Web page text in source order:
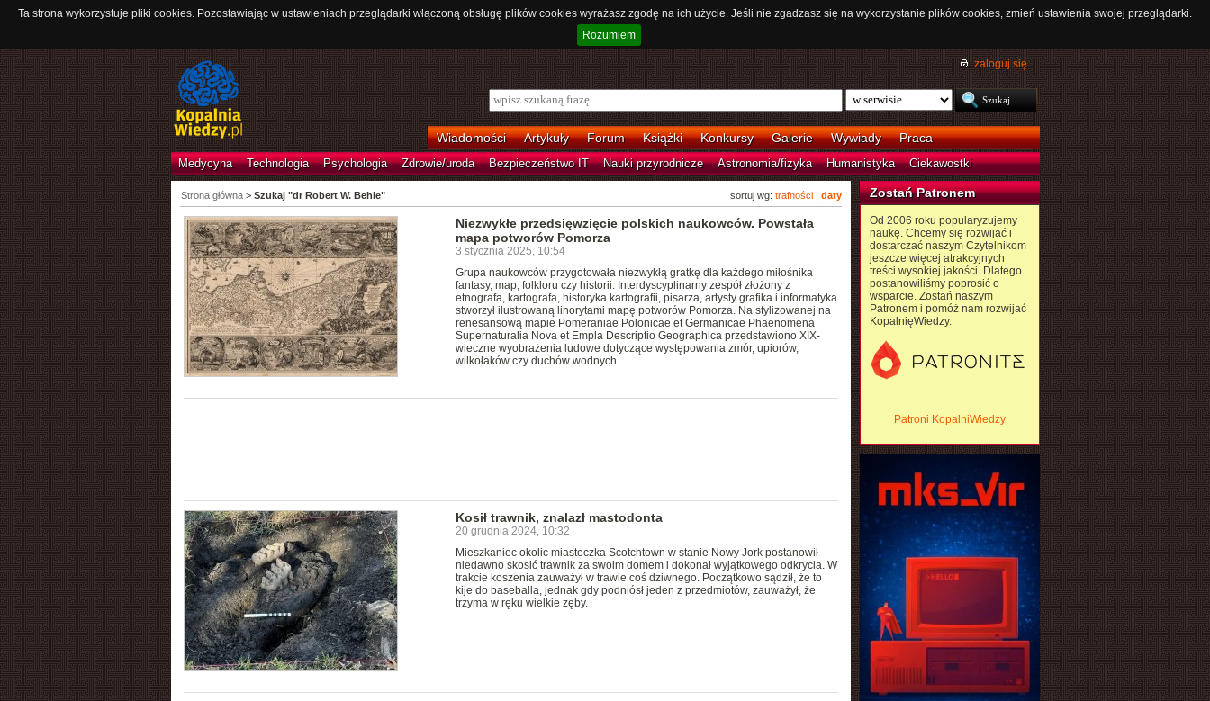
Ta strona wykorzystuje pliki cookies. Pozostawiając w ustawieniach przeglądarki włączoną obsługę plików cookies wyrażasz zgodę na ich użycie. Jeśli nie zgadzasz się na wykorzystanie plików cookies, zmień ustawienia swojej przeglądarki.
Rozumiem
zaloguj się
Wiadomości Artykuły Forum Książki Konkursy Galerie Wywiady Praca
Medycyna Technologia Psychologia Zdrowie/uroda Bezpieczeństwo IT Nauki przyrodnicze Astronomia/fizyka Humanistyka Ciekawostki
sortuj wg: trafności| daty
Strona główna> Szukaj "dr Robert W. Behle"
Niezwykłe przedsięwzięcie polskich naukowców. Powstała
mapa potworów Pomorza
3 stycznia 2025, 10:54
Grupa naukowców przygotowała niezwykłą gratkę dla każdego miłośnika
fantasy, map, folkloru czy historii. Interdyscyplinarny zespół złożony z
etnografa, kartografa, historyka kartografii, pisarza, artysty grafika i informatyka
stworzył ilustrowaną linorytami mapę potworów Pomorza. Na stylizowanej na
renesansową mapie Pomeraniae Polonicae et Germanicae Phaenomena
Supernaturalia Nova et Empla Descriptio Geographica przedstawiono XIX-
wieczne wyobrażenia ludowe dotyczące występowania zmór, upiorów,
wilkołaków czy duchów wodnych.
Kosił trawnik, znalazł mastodonta
20 grudnia 2024, 10:32
Mieszkaniec okolic miasteczka Scotchtown w stanie Nowy Jork postanowił
niedawno skosić trawnik za swoim domem i dokonał wyjątkowego odkrycia. W
trakcie koszenia zauważył w trawie coś dziwnego. Początkowo sądził, że to
kije do baseballa, jednak gdy podniósł jeden z przedmiotów, zauważył, że
trzyma w ręku wielkie zęby.
Zostań Patronem
Od 2006 roku popularyzujemy
naukę. Chcemy się rozwijać i
dostarczać naszym Czytelnikom
jeszcze więcej atrakcyjnych
treści wysokiej jakości. Dlatego
postanowiliśmy poprosić o
wsparcie. Zostań naszym
Patronem i pomóż nam rozwijać
KopalnięWiedzy.
Patroni KopalniWiedzy